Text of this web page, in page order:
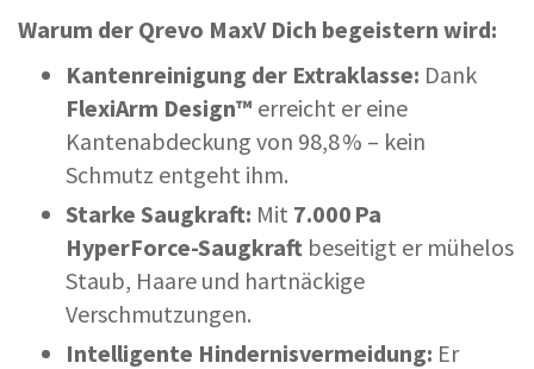
Warum der Qrevo MaxV Dich begeistern wird:
Kantenreinigung der Extraklasse: Dank
FlexiArm Design™ erreicht er eine
Kantenabdeckung von 98,8 % – kein
Schmutz entgeht ihm.
Starke Saugkraft: Mit 7.000 Pa
HyperForce-Saugkraft beseitigt er mühelos
Staub, Haare und hartnäckige
Verschmutzungen.
Intelligente Hindernisvermeidung: Er